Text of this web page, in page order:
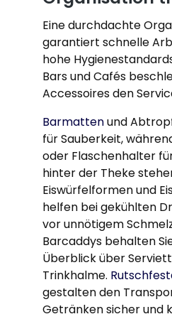
Eine durchdachte
garantiert schnelle
hohe
Bars und Cafés
Accessoires den
Barmattenund
für Sauberkeit,
oder Flaschenhalter
hinter der Theke
Eiswürfelformen und
helfen bei gekühlten
vor unnötigem
Barcaddys behalten
Überblick über
Trinkhalme.
gestalten den
Getränken sicher und